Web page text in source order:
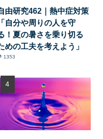
由研究462｜熱中症対策
「自分や周りの人を守
！夏の暑さを乗り切る
めの工夫を考えよう」
1353